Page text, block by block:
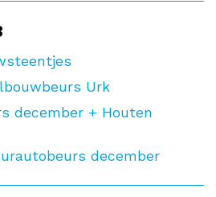
Urk
december + Houten
december